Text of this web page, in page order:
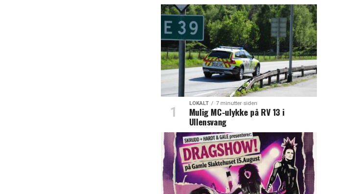
LOKALT 7 minutter siden
Mulig MC-ulykke på RV 13 i
Ullensvang